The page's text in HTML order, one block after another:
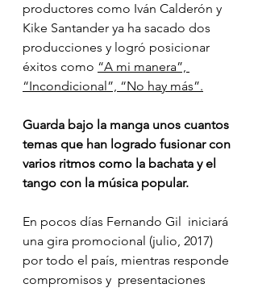
productores como Iván Calderón y
Kike Santander ya ha sacado dos
producciones y logró posicionar
éxitos como “A mi manera”,
“Incondicional”, “No hay más”.
Guarda bajo la manga unos cuantos
temas que han logrado fusionar con
varios ritmos como la bachata y el
tango con la música popular.
En pocos días Fernando Gil  iniciará
una gira promocional (julio, 2017)
por todo el país, mientras responde
compromisos y  presentaciones